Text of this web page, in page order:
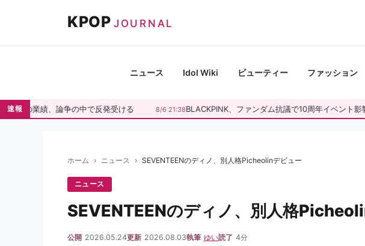
ス
キ
KPOP JOURNAL
ニュース Idol Wiki ビューティー ファッション
速報
ンの業績、論争の中で反発受ける 8/6 21:38BLACKPINK、ファンダム抗議で10周年イベント影響
ホーム ニュース SEVENTEENのディノ、別人格Picheolinデビュー
ニュース
SEVENTEENのディノ、別人格
公開 2026.05.24更新 2026.08.03執筆 ゆい読了 4分